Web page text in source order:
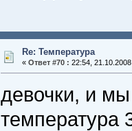
Re: Температура
« Ответ #70 : 22:54,
девочки, и
температура